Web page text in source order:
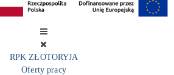
RPK ZŁOTORYJA
Oferty pracy